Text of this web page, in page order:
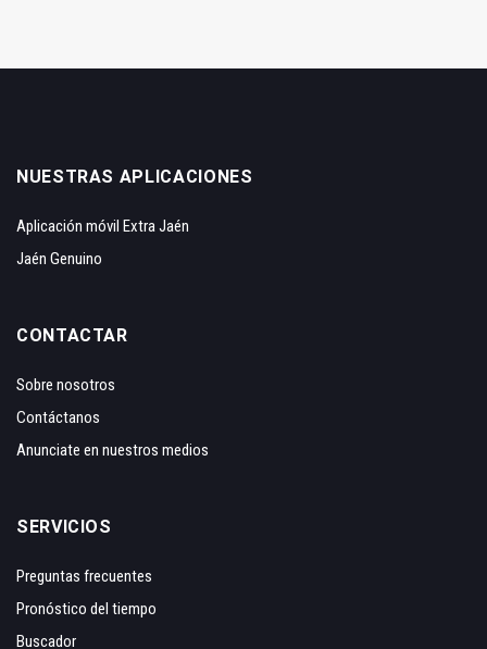
NUESTRAS APLICACIONES
Aplicación móvil Extra Jaén
Jaén Genuino
CONTACTAR
Sobre nosotros
Contáctanos
Anunciate en nuestros medios
SERVICIOS
Preguntas frecuentes
Pronóstico del tiempo
Buscador